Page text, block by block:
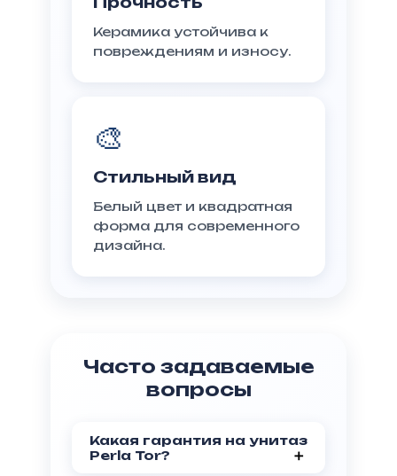
Керамика устойчива к
повреждениям и износу.
🎨
Стильный вид
Белый цвет и квадратная
форма для современного
дизайна.
Часто задаваемые
вопросы
Какая гарантия на унитаз
Perla Tor?